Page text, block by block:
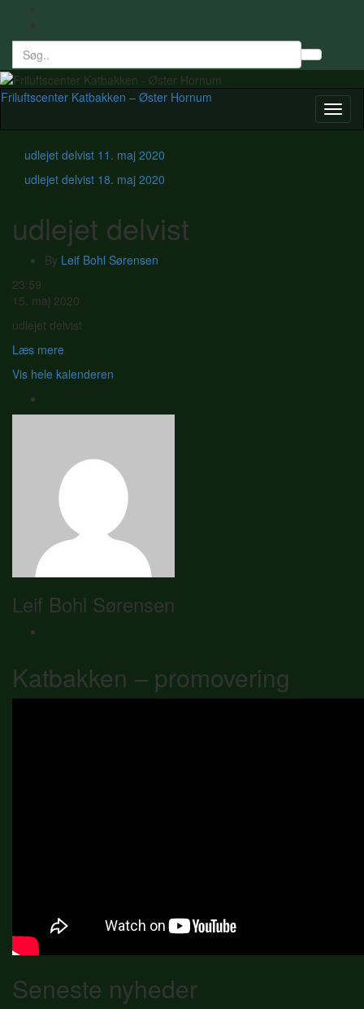
form
Search
for:
Friluftscenter Katbakken – Øster Hornum
udlejet delvist 11. maj 2020
udlejet delvist 18. maj 2020
udlejet delvist
By Leif Bohl Sørensen
udlejet
delvist
23:59
15. maj 2020
udlejet delvist
Læs mere
Vis hele kalenderen
Leif Bohl Sørensen
Katbakken – promovering
Seneste nyheder